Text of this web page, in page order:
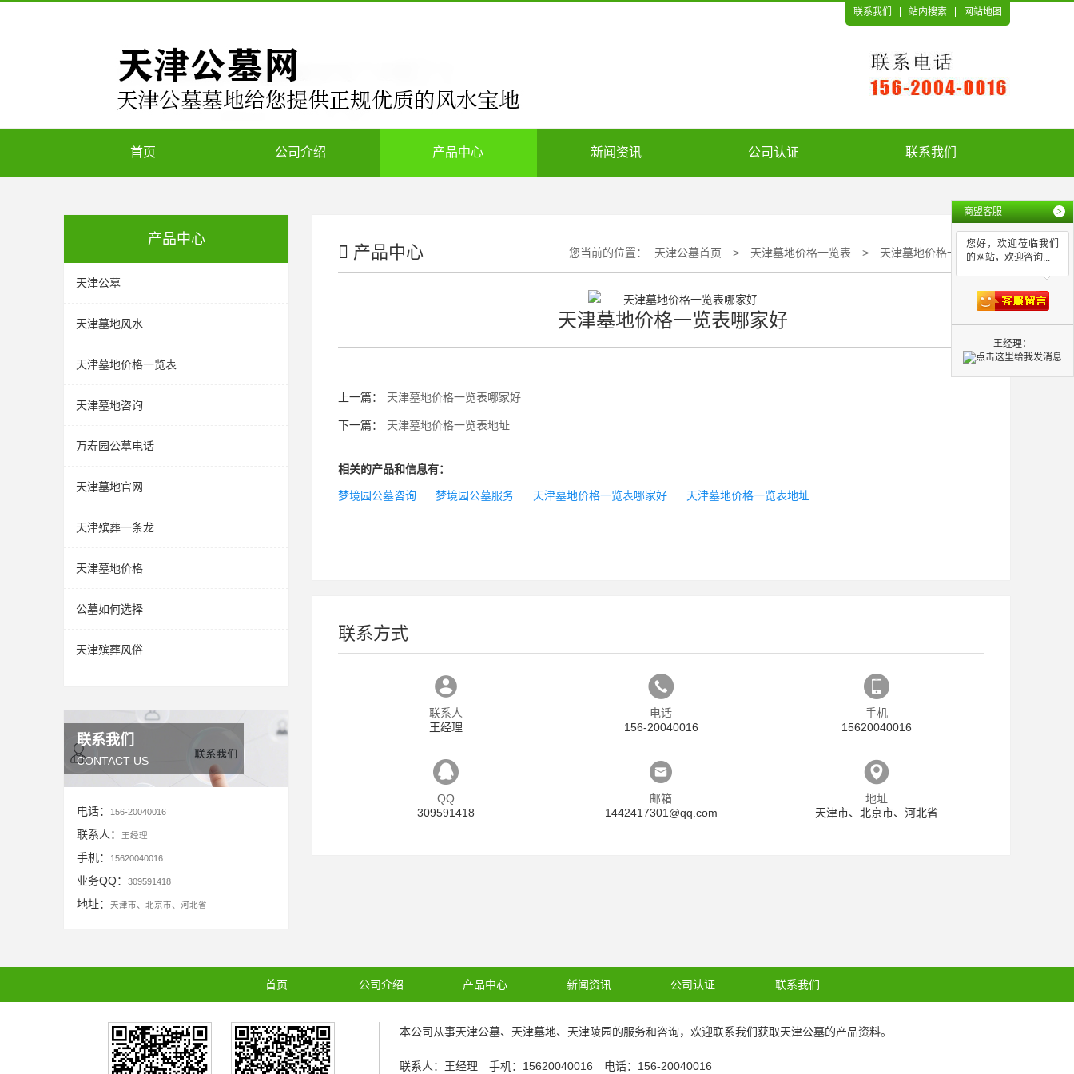
联系我们 站内搜索 网站地图
首页 公司介绍 产品中心 新闻资讯 公司认证 联系我们
产品中心
天津公墓
天津墓地风水
天津墓地价格一览表
天津墓地咨询
万寿园公墓电话
天津墓地官网
天津殡葬一条龙
天津墓地价格
公墓如何选择
天津殡葬风俗
联系我们
CONTACT US
电话： 156-20040016
联系人： 王经理
手机： 15620040016
业务QQ： 309591418
地址： 天津市、北京市、河北省
产品中心 您当前的位置： 天津公墓首页 > 天津墓地价格一览表 > 天津墓地价格一览表哪家好
天津墓地价格一览表哪家好
上一篇： 天津墓地价格一览表哪家好
下一篇： 天津墓地价格一览表地址
相关的产品和信息有：
梦境园公墓咨询 梦境园公墓服务 天津墓地价格一览表哪家好 天津墓地价格一览表地址
联系方式
联系人
王经理
电话
156-20040016
手机
15620040016
QQ
309591418
邮箱
1442417301@qq.com
地址
天津市、北京市、河北省
首页 公司介绍 产品中心 新闻资讯 公司认证 联系我们
本公司从事天津公墓、 天津墓地、 天津陵园的服务和咨询，欢迎联系我们获取天津公墓的产品资料。
联系人：王经理 手机：15620040016 电话：156-20040016
商盟客服 >
您好，欢迎莅临我们
的网站，欢迎咨询...
王经理：